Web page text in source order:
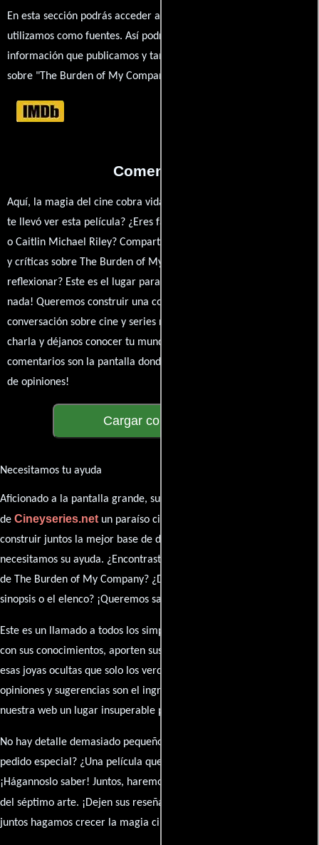
En esta sección podrás acceder a los recursos externos que
utilizamos como fuentes. Así podrás chequear toda la
información que publicamos y también ampliar tu conocimiento
sobre "The Burden of My Company".
Comentarios
Aquí, la magia del cine cobra vida a través de tus opiniones. ¿Qué
te llevó ver esta película? ¿Eres fan de Ericson Just, Nicole Dionne
o Caitlin Michael Riley? Comparte tus pensamientos, emociones
y críticas sobre The Burden of My Company. ¿Te hizo reír, llorar o
reflexionar? Este es el lugar para expresarlo. ¡No te guardes
nada! Queremos construir una comunidad apasionada donde la
conversación sobre cine y series nunca se detenga. Únete a la
charla y déjanos conocer tu mundo cinematográfico. ¡Los
comentarios son la pantalla donde se proyecta nuestra diversidad
de opiniones!
Cargar comentarios
Necesitamos tu ayuda
Aficionado a la pantalla grande, su participación es clave para hacer
de Cineyseries.netun paraíso cinéfilo completo. Queremos
construir juntos la mejor base de datos cinematográfica, pero
necesitamos su ayuda. ¿Encontraste algún dato faltante en la ficha
de The Burden of My Company? ¿Detectaste algún error en la
sinopsis o el elenco? ¡Queremos saberlo todo!
Este es un llamado a todos los simpatizantes del cine: contribuyan
con sus conocimientos, aporten sus descubrimientos y compartan
esas joyas ocultas que solo los verdaderos fanáticos conocen. Sus
opiniones y sugerencias son el ingrediente secreto que hará de
nuestra web un lugar insuperable para los amantes del celuloide.
No hay detalle demasiado pequeño ni opinión insignificante. ¿Algún
pedido especial? ¿Una película que sueñas con ver reseñada?
¡Hágannoslo saber! Juntos, haremos de esta comunidad el epicentro
del séptimo arte. ¡Dejen sus reseña en la
juntos hagamos crecer la magia cinematográfica!